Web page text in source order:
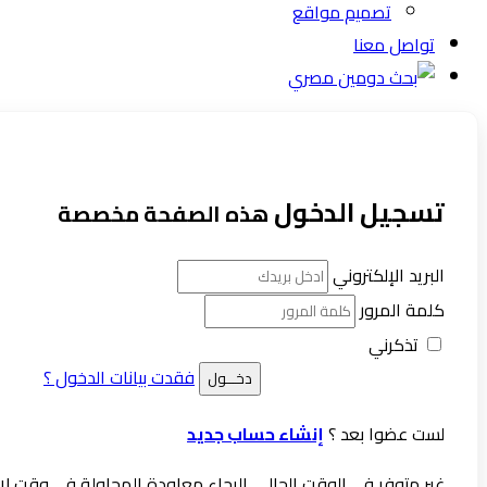
تصميم مواقع
تواصل معنا
تسجيل الدخولهذه الصفحة مخصصة
البريد الإلكتروني
كلمة المرور
تذكرني
فقدت بيانات الدخول ؟
لست عضوا بعد ؟ إنشاء حساب جديد